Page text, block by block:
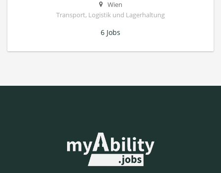
Wien
Transport, Logistik und Lagerhaltung
6 Jobs